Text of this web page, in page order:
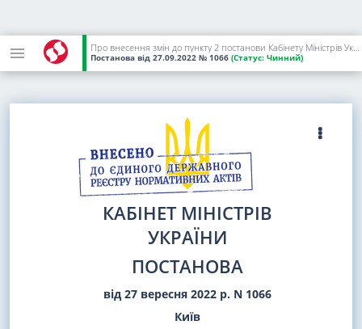
Про внесення змін до пункту 2 постанови Кабінету Міністрів України від 28 лютого 2022 р. N 168
Постанова від 27.09.2022 № 1066 (Статус: Чинний)
КАБІНЕТ МІНІСТРІВ
УКРАЇНИ
ПОСТАНОВА
від 27 вересня 2022 р. N 1066
Київ